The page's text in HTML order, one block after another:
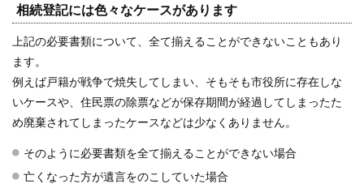
相続登記には色々なケースがあります
上記の必要書類について、全て揃えることができないこともあり
ます。
例えば戸籍が戦争で焼失してしまい、そもそも市役所に存在しな
いケースや、住民票の除票などが保存期間が経過してしまったた
め廃棄されてしまったケースなどは少なくありません。
そのように必要書類を全て揃えることができない場合
亡くなった方が遺言をのこしていた場合